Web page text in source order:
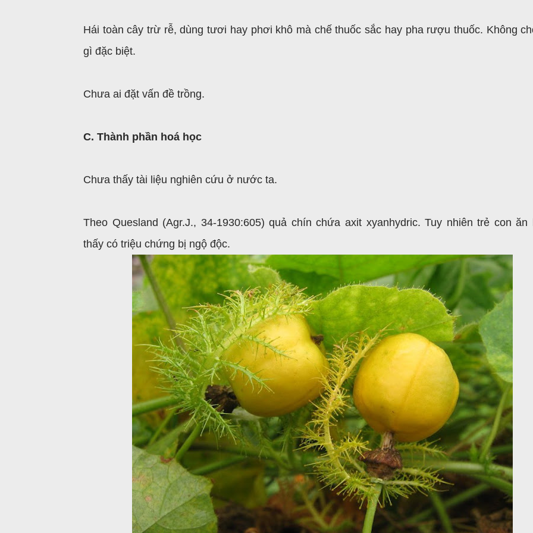
Hái toàn cây trừ rễ, dùng tươi hay phơi khô mà chế thuốc sắc hay pha rượu thuốc. Không
gì đặc biệt.
Chưa ai đặt vấn đề trồng.
C. Thành phần hoá học
Chưa thấy tài liệu nghiên cứu ở nước ta.
Theo Quesland (Agr.J., 34-1930:605) quả chín chứa axit xyanhydric. Tuy nhiên trẻ con ăn
thấy có triệu chứng bị ngộ độc.